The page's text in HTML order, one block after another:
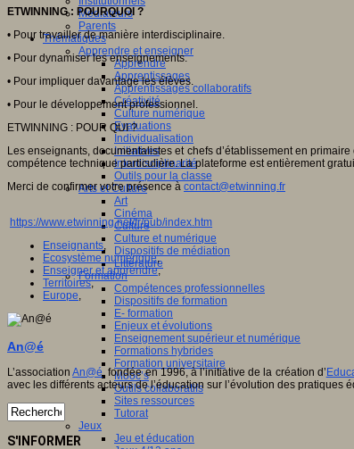
Médiateurs
Parents
Thématiques
Apprendre et enseigner
Apprendre
Apprentissages
Apprentissages collaboratifs
Créativité
Culture numérique
Evaluations
Individualisation
Initiatives
Interdisciplinarité
Outils pour la classe
Arts et Culture
Art
Cinéma
Culture
Culture et numérique
Dispositifs de médiation
Littérature
Formation
Compétences professionnelles
Dispositifs de formation
E- formation
Enjeux et évolutions
Enseignement supérieur et numérique
Formations hybrides
Formation universitaire
Mooc’s
Outils collaboratifs
Sites ressources
Tutorat
Jeux
Jeu et éducation
ETWINNING : POURQUOI ?
• Pour travailler de manière interdisciplinaire.
• Pour dynamiser les enseignements.
• Pour impliquer davantage les élèves.
• Pour le développement professionnel.
ETWINNING : POUR QUI ?
Les enseignants, documentalistes et chefs d’établissement en
compétence technique particulière. La plateforme est entièrement
Merci de confirmer votre présence à contact@etwinning.fr
https://www.etwinning.net/fr/pub/index.htm
Enseignants,
Ecosystème numérique,
Enseigner et apprendre,
Territoires,
Europe,
An@é
L’associationAn@é, fondée en 1996, à l’initiative de la création d’
avec les différents acteurs de l’éducation sur l’évolution des
S'INFORMER